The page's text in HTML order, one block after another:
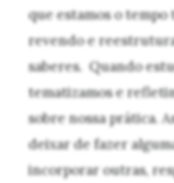
que estamos o
revendo e
saberes. Quando
tematizamos e
sobre nossa prática.
deixar de fazer
incorporar outras,